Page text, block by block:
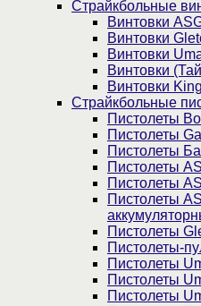
Страйкбольные
Винтовки
Винтовки
Винтовки
Винтовки
Винтовки
Страйкбольные
Пистолеты
Пистолеты
Пистолеты
Пистолеты
Пистолеты
Пистолеты
Пистолеты
Пистолеты-
Пистолеты
Пистолеты
Пистолеты